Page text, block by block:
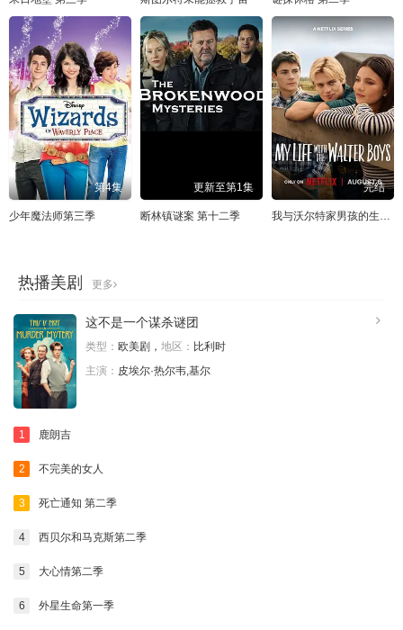
第4集
少年魔法师第三季
更新至第1集
断林镇谜案 第十二季
完结
我与沃尔特家男孩的生活 第三季
热播美剧 更多
这不是一个谋杀谜团
类型： 欧美剧， 地区： 比利时
主演： 皮埃尔·热尔韦,基尔
1 鹿朗吉
2 不完美的女人
3 死亡通知 第二季
4 西贝尔和马克斯第二季
5 大心情第二季
6 外星生命第一季